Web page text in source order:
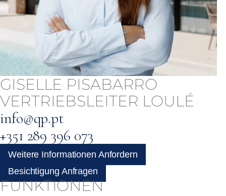
GISELLE PISABARRO
VERTRIEBSLEITER LOULÉ
info@qp.pt
+351 289 396 073
Weitere Informationen Anfordern
Besichtigung Anfragen
FUNKTIONEN